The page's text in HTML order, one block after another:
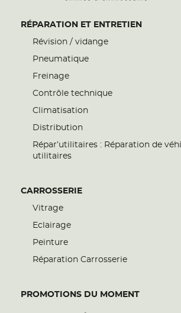
RÉPARATION ET ENTRETIEN
Révision / vidange
Pneumatique
Freinage
Contrôle technique
Climatisation
Distribution
Répar’utilitaires : Réparation de
utilitaires
CARROSSERIE
Vitrage
Eclairage
Peinture
Réparation Carrosserie
PROMOTIONS DU MOMENT